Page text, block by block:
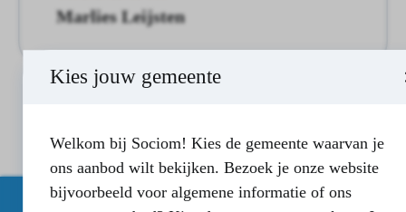
Marlies Leijsten
Kies jouw gemeente
Welkom bij Sociom! Kies de gemeente waarvan je
ons aanbod wilt bekijken. Bezoek je onze website
bijvoorbeeld voor algemene informatie of ons